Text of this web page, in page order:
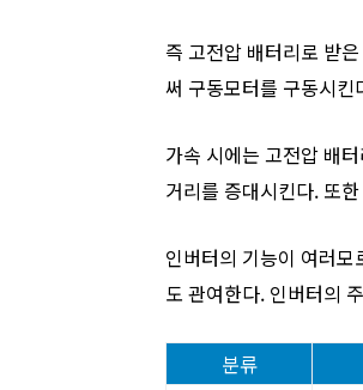
즉 고전압 배터리로 받
써 구동모터를 구동시킨
가속 시에는 고전압 배
거리를 증대시킨다. 또
인버터의 기능이 여러
도 관여한다. 인버터의
분류